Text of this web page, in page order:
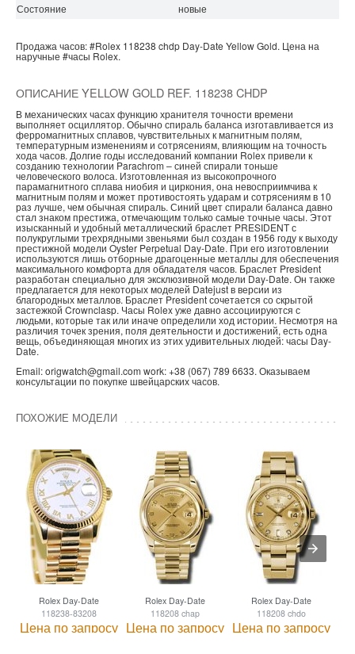
Состояние
новые
Продажа часов:#Rolex 118238 chdp Day-Date Yellow Gold. Цена на
наручные #часы Rolex.
ОПИСАНИЕ YELLOW GOLD REF. 118238 CHDP
В механических часах функцию хранителя точности времени
выполняет осциллятор. Обычно спираль баланса изготавливается из
ферромагнитных сплавов, чувствительных к магнитным полям,
температурным изменениям и сотрясениям, влияющим на точность
хода часов. Долгие годы исследований компании Rolex привели к
созданию технологии Parachrom – синей спирали тоньше
человеческого волоса. Изготовленная из высокопрочного
парамагнитного сплава ниобия и циркония, она невосприимчива к
магнитным полям и может противостоять ударам и сотрясениям в 10
раз лучше, чем обычная спираль. Синий цвет спирали баланса давно
стал знаком престижа, отмечающим только самые точные часы. Этот
изысканный и удобный металлический браслет PRESIDENT с
полукруглыми трехрядными звеньями был создан в 1956 году к выходу
престижной модели Oyster Perpetual Day-Date. При его изготовлении
используются лишь отборные драгоценные металлы для обеспечения
максимального комфорта для обладателя часов. Браслет President
разработан специально для эксклюзивной модели Day-Date. Он также
предлагается для некоторых моделей Datejust в версии из
благородных металлов. Браслет President сочетается со скрытой
застежкой Crownclasp. Часы Rolex уже давно ассоциируются с
людьми, которые так или иначе определили ход истории. Несмотря на
различия точек зрения, поля деятельности и достижений, есть одна
вещь, объединяющая многих из этих удивительных людей: часы Day-
Date.
Email: origwatch@gmail.com work: +38 (067) 789 6633. Оказываем
консультации по покупке швейцарских часов.
ПОХОЖИЕ МОДЕЛИ
Rolex Day-Date
118238-83208
Цена по запросу
Rolex Day-Date
118208 chap
Цена по запросу
Rolex Day-Date
118208 chdo
Цена по запросу